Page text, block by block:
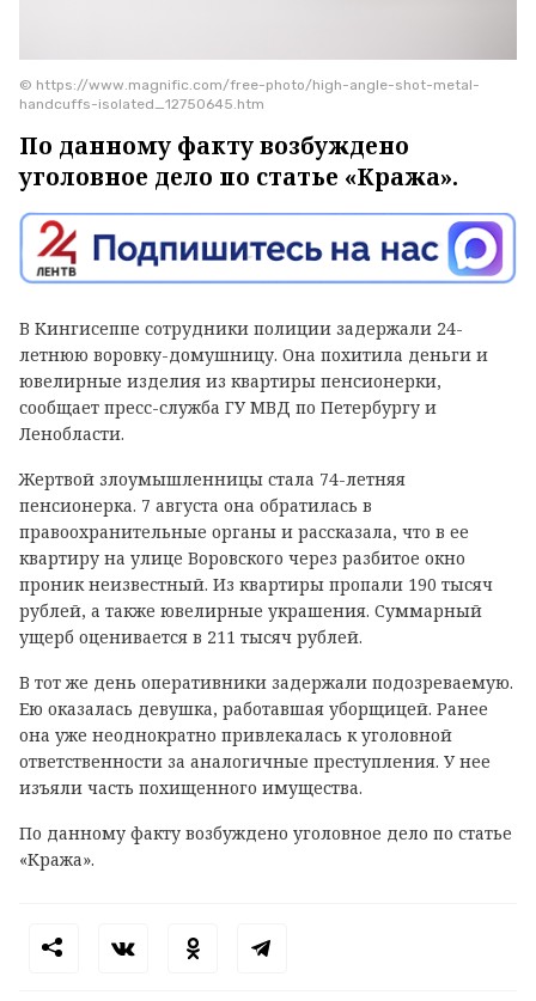
© https://www.magnific.com/free-photo/high-angle-shot-metal-
handcuffs-isolated_12750645.htm
По данному факту возбуждено
уголовное дело по статье «Кража».
В Кингисеппе сотрудники полиции задержали 24-
летнюю воровку-домушницу. Она похитила деньги и
ювелирные изделия из квартиры пенсионерки,
сообщает пресс-служба ГУ МВД по Петербургу и
Ленобласти.
Жертвой злоумышленницы стала 74-летняя
пенсионерка. 7 августа она обратилась в
правоохранительные органы и рассказала, что в ее
квартиру на улице Воровского через разбитое окно
проник неизвестный. Из квартиры пропали 190 тысяч
рублей, а также ювелирные украшения. Суммарный
ущерб оценивается в 211 тысяч рублей.
В тот же день оперативники задержали подозреваемую.
Ею оказалась девушка, работавшая уборщицей. Ранее
она уже неоднократно привлекалась к уголовной
ответственности за аналогичные преступления. У нее
изъяли часть похищенного имущества.
По данному факту возбуждено уголовное дело по статье
«Кража».